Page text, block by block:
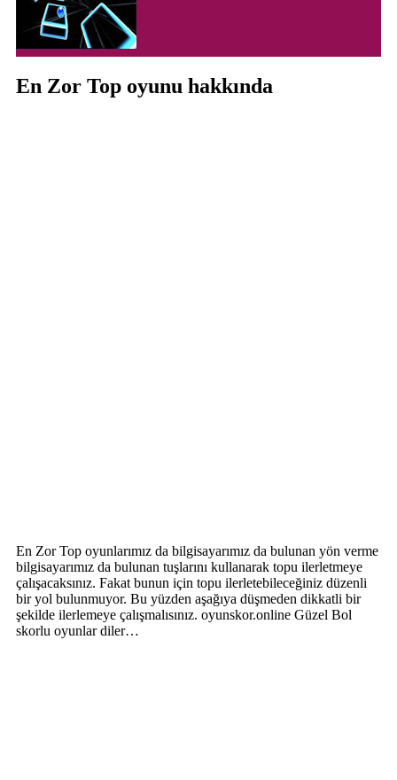
En Zor Top oyunu hakkında
En Zor Top oyunlarımız da bilgisayarımız da bulunan yön verme
bilgisayarımız da bulunan tuşlarını kullanarak topu ilerletmeye
çalışacaksınız. Fakat bunun için topu ilerletebileceğiniz düzenli
bir yol bulunmuyor. Bu yüzden aşağıya düşmeden dikkatli bir
şekilde ilerlemeye çalışmalısınız. oyunskor.online Güzel Bol
skorlu oyunlar diler…